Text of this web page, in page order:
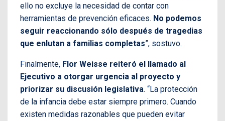
ello no excluye la necesidad de contar con
herramientas de prevención eficaces. No podemos
seguir reaccionando sólo después de tragedias
que enlutan a familias completas”, sostuvo.
Finalmente, Flor Weisse reiteró el llamado al
Ejecutivo a otorgar urgencia al proyecto y
priorizar su discusión legislativa. “La protección
de la infancia debe estar siempre primero. Cuando
existen medidas razonables que pueden evitar